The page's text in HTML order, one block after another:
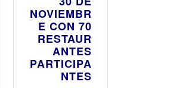
DEL 20 AL
30 DE
NOVIEMBR
E CON 70
RESTAUR
ANTES